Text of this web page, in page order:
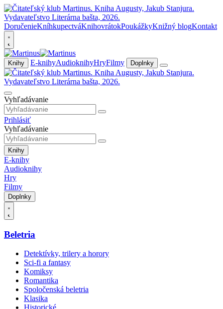
DoručenieKníhkupectváKnihovrátokPoukážkyKnižný blogKontakt
Knihy E-knihyAudioknihyHryFilmy Doplnky
Vyhľadávanie
Prihlásiť
Vyhľadávanie
Knihy
E-knihy
Audioknihy
Hry
Filmy
Doplnky
Beletria
Detektívky, trilery a horory
Sci-fi a fantasy
Komiksy
Romantika
Spoločenská beletria
Klasika